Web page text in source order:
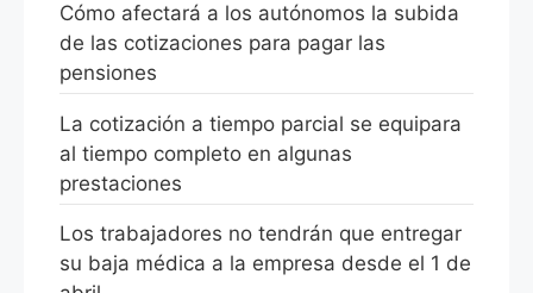
Cómo afectará a los autónomos la subida
de las cotizaciones para pagar las
pensiones
La cotización a tiempo parcial se equipara
al tiempo completo en algunas
prestaciones
Los trabajadores no tendrán que entregar
su baja médica a la empresa desde el 1 de